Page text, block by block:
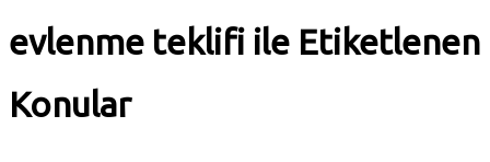
evlenme teklifi ile Etiketlenen
Konular